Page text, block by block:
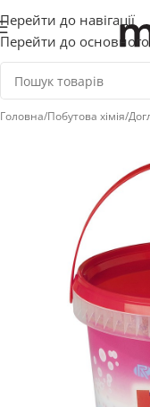
Перейти до навігації
Перейти до основного
Головна/Побутова хімія/